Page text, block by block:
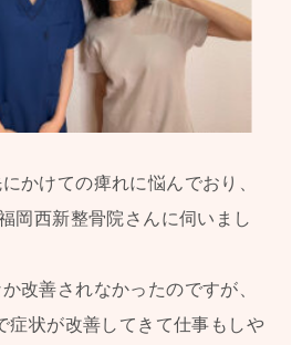
かけての痺れに悩んでおり、
岡西新整骨院さんに伺いまし
改善されなかったのですが、
症状が改善してきて仕事もしや